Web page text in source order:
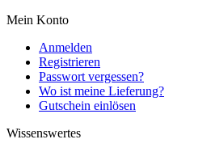
Mein Konto
Anmelden
Registrieren
Passwort vergessen?
Wo ist meine Lieferung?
Gutschein einlösen
Wissenswertes